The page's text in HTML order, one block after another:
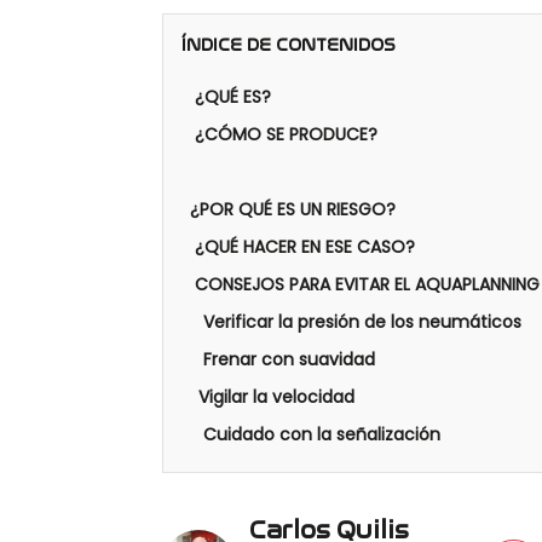
ÍNDICE DE CONTENIDOS
¿QUÉ ES?
¿CÓMO SE PRODUCE?
¿POR QUÉ ES UN RIESGO?
¿QUÉ HACER EN ESE CASO?
CONSEJOS PARA EVITAR EL
Verificar la presión de los neumáticos
Frenar con suavidad
Vigilar la velocidad
Cuidado con la señalización
Carlos Quilis